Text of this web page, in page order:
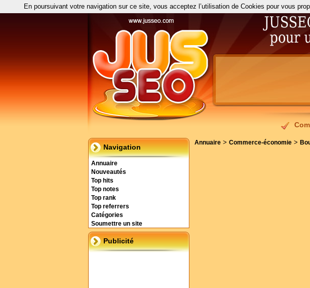
Navigation
Annuaire
Nouveautés
Top hits
Top notes
Top rank
Top referrers
Catégories
Soumettre un site
Publicité
Annuaire > Commerce-économie >
En poursuivant votre navigation sur ce site, vous acceptez l’utilisation de Cookies pour vous